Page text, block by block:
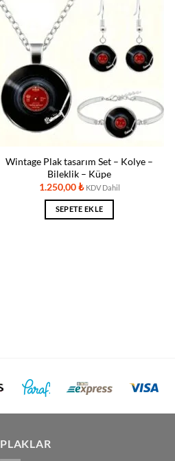
Wintage Plak tasarım Set – Kolye –
Bileklik – Küpe
1.250,00₺ KDV Dahil
SEPETE EKLE
PLAKLAR